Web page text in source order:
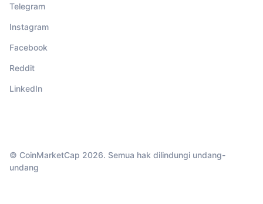
Telegram
Instagram
Facebook
Reddit
LinkedIn
© CoinMarketCap 2026. Semua hak dilindungi undang-
undang